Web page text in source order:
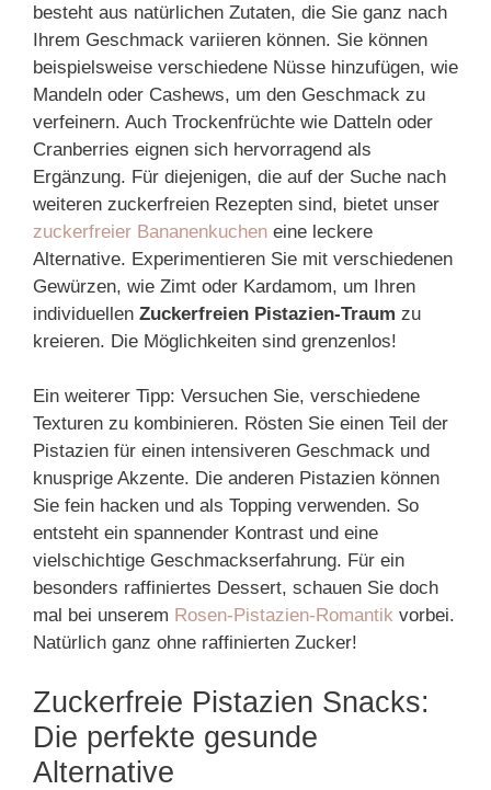
besteht aus natürlichen Zutaten, die Sie ganz nach
Ihrem Geschmack variieren können. Sie können
beispielsweise verschiedene Nüsse hinzufügen, wie
Mandeln oder Cashews, um den Geschmack zu
verfeinern. Auch Trockenfrüchte wie Datteln oder
Cranberries eignen sich hervorragend als
Ergänzung. Für diejenigen, die auf der Suche nach
weiteren zuckerfreien Rezepten sind, bietet unser
zuckerfreier Bananenkuchen eine leckere
Alternative. Experimentieren Sie mit verschiedenen
Gewürzen, wie Zimt oder Kardamom, um Ihren
individuellen Zuckerfreien Pistazien-Traum zu
kreieren. Die Möglichkeiten sind grenzenlos!
Ein weiterer Tipp: Versuchen Sie, verschiedene
Texturen zu kombinieren. Rösten Sie einen Teil der
Pistazien für einen intensiveren Geschmack und
knusprige Akzente. Die anderen Pistazien können
Sie fein hacken und als Topping verwenden. So
entsteht ein spannender Kontrast und eine
vielschichtige Geschmackserfahrung. Für ein
besonders raffiniertes Dessert, schauen Sie doch
mal bei unserem Rosen-Pistazien-Romantik vorbei.
Natürlich ganz ohne raffinierten Zucker!
Zuckerfreie Pistazien Snacks:
Die perfekte gesunde
Alternative